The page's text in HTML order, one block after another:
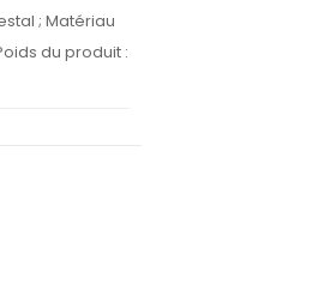
; Matériau
du produit :